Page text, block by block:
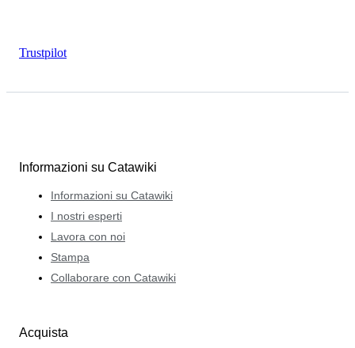
Trustpilot
Informazioni su Catawiki
Informazioni su Catawiki
I nostri esperti
Lavora con noi
Stampa
Collaborare con Catawiki
Acquista